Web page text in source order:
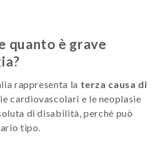
quanto è grave
rappresenta la terza causa di
cardiovascolari e le neoplasie
di disabilità, perché può
tipo.